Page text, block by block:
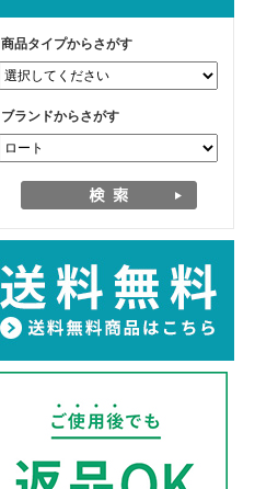
商品タイプからさがす
ブランドからさがす